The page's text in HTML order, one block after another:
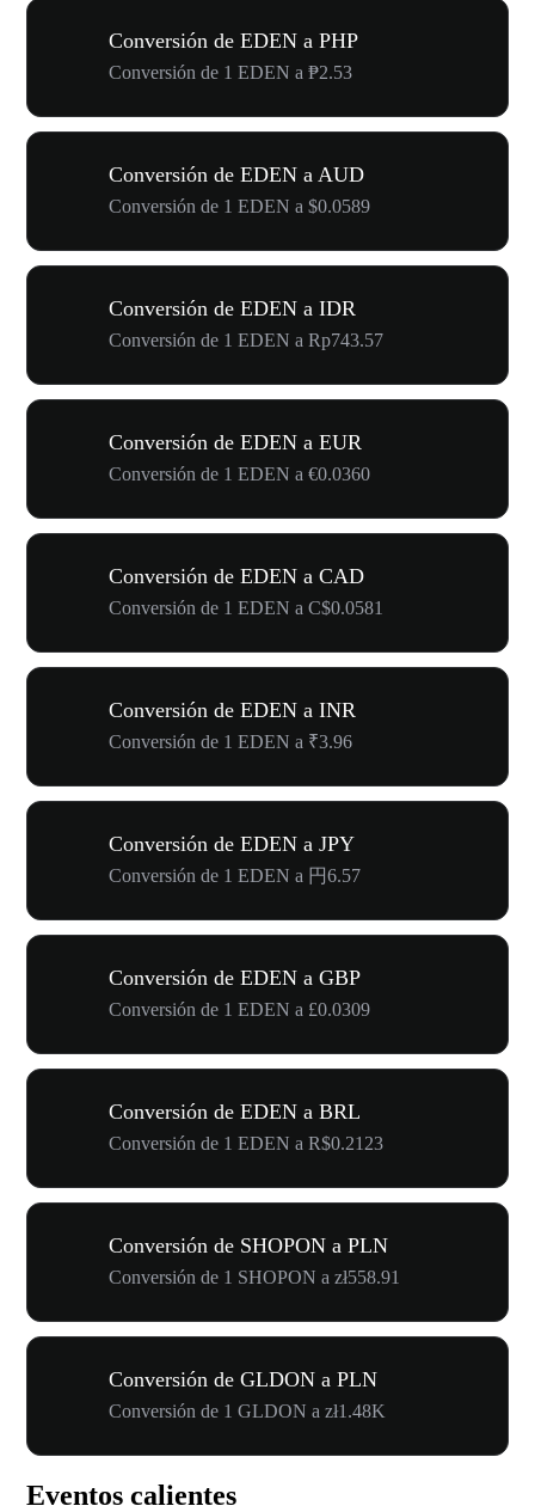
Conversión de EDEN a PHP
Conversión de 1 EDEN a ₱2.53
Conversión de EDEN a AUD
Conversión de 1 EDEN a $0.0589
Conversión de EDEN a IDR
Conversión de 1 EDEN a Rp743.57
Conversión de EDEN a EUR
Conversión de 1 EDEN a €0.0360
Conversión de EDEN a CAD
Conversión de 1 EDEN a C$0.0581
Conversión de EDEN a INR
Conversión de 1 EDEN a ₹3.96
Conversión de EDEN a JPY
Conversión de 1 EDEN a 円6.57
Conversión de EDEN a GBP
Conversión de 1 EDEN a £0.0309
Conversión de EDEN a BRL
Conversión de 1 EDEN a R$0.2123
Conversión de SHOPON a PLN
Conversión de 1 SHOPON a zł558.91
Conversión de GLDON a PLN
Conversión de 1 GLDON a zł1.48K
Eventos calientes